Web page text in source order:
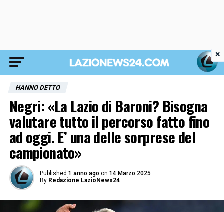
HANNO DETTO
Negri: «La Lazio di Baroni? Bisogna
valutare tutto il percorso fatto fino
ad oggi. E’ una delle sorprese del
campionato»
Published 1 anno ago on 14 Marzo 2025
By Redazione LazioNews24
×